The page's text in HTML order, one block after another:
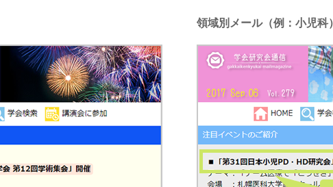
領域別メール（例：小児科